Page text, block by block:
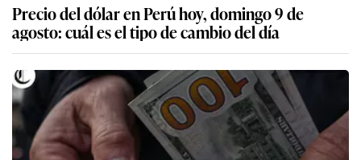
Precio del dólar en Perú hoy, domingo 9 de
agosto: cuál es el tipo de cambio del día